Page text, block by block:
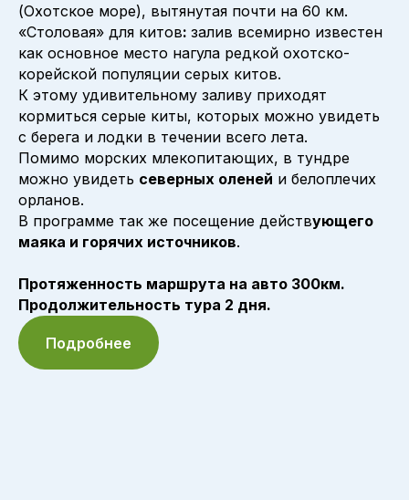
(Охотское море), вытянутая почти на 60 км.
«Столовая» для китов: залив всемирно известен
как основное место нагула редкой охотско-
корейской популяции серых китов.
К этому удивительному заливу приходят
кормиться серые киты, которых можно увидеть
с берега и лодки в течении всего лета.
Помимо морских млекопитающих, в тундре
можно увидеть северных оленей и белоплечих
орланов.
В программе так же посещение действующего
маяка и горячих источников.
Протяженность маршрута на авто 300км.
Продолжительность тура 2 дня.
Подробнее